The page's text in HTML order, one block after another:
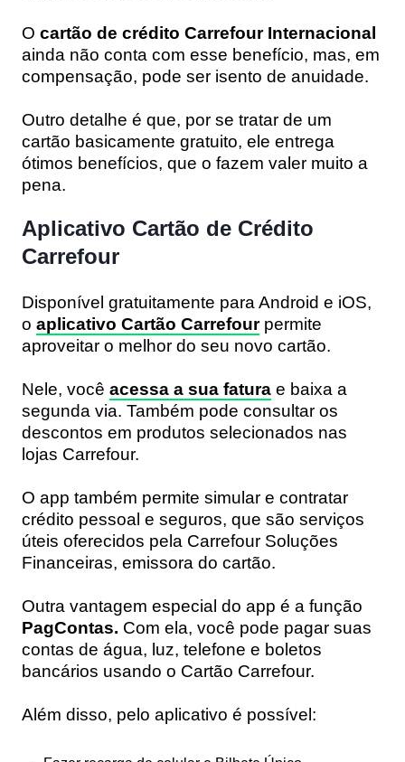
O cartão de crédito Carrefour Internacional
ainda não conta com esse benefício, mas, em
compensação, pode ser isento de anuidade.
Outro detalhe é que, por se tratar de um
cartão basicamente gratuito, ele entrega
ótimos benefícios, que o fazem valer muito a
pena.
Aplicativo Cartão de Crédito
Carrefour
Disponível gratuitamente para Android e iOS,
o aplicativo Cartão Carrefourpermite
aproveitar o melhor do seu novo cartão.
Nele, você acessa a sua fatura e baixa a
segunda via. Também pode consultar os
descontos em produtos selecionados nas
lojas Carrefour.
O app também permite simular e contratar
crédito pessoal e seguros, que são serviços
úteis oferecidos pela Carrefour Soluções
Financeiras, emissora do cartão.
Outra vantagem especial do app é a função
PagContas. Com ela, você pode pagar suas
contas de água, luz, telefone e boletos
bancários usando o Cartão Carrefour.
Além disso, pelo aplicativo é possível: